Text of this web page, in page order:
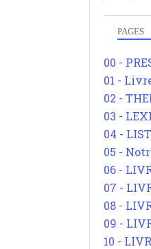
PAGES
00 -
01 -
02 -
03 -
04 -
05 -
06 -
07 -
08 -
09 -
10 -